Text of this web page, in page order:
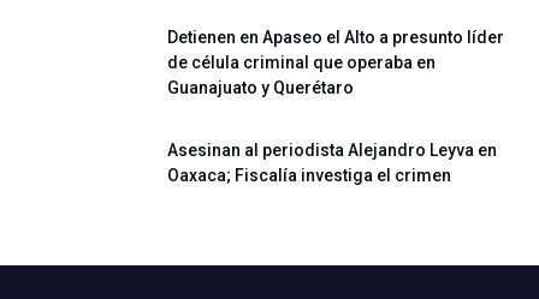
Detienen en Apaseo el Alto a presunto líder
de célula criminal que operaba en
Guanajuato y Querétaro
Asesinan al periodista Alejandro Leyva en
Oaxaca; Fiscalía investiga el crimen